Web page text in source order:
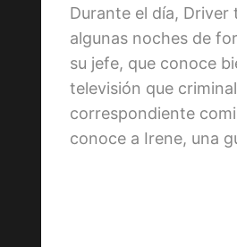
Durante el día,
algunas noches de
su jefe, que conoce
televisión que
correspondiente
conoce a Irene, una